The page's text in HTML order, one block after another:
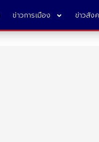
ข่าวการเมือง ข่าวสัง